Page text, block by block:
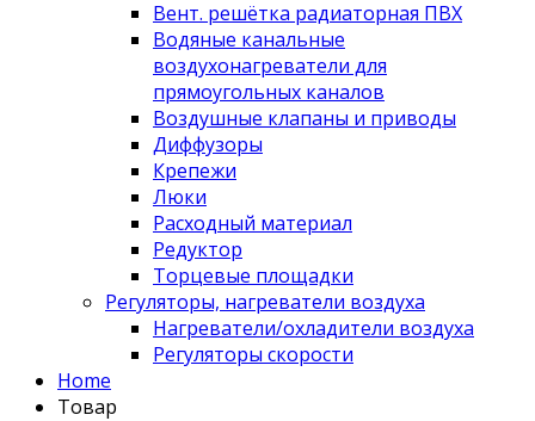
Вент. решётка радиаторная ПВХ
Водяные канальные
воздухонагреватели для
прямоугольных каналов
Воздушные клапаны и приводы
Диффузоры
Крепежи
Люки
Расходный материал
Редуктор
Торцевые площадки
Регуляторы, нагреватели воздуха
Нагреватели/охладители воздуха
Регуляторы скорости
Home
Товар